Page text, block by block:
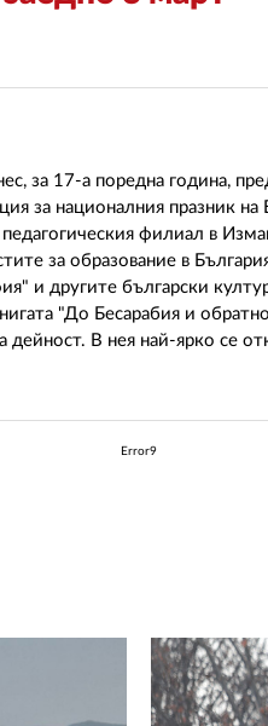
за 17-а поредна година,
за националния празник
филиал в
за образование в
и другите български
"До Бесарабия и
В нея най-ярко се
Error9